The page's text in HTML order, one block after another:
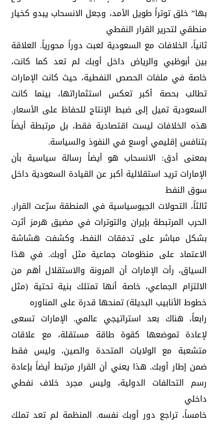
بها” خلق توتراً طويل الأمد، وجعل الانسحاب يبدو كخيار
منطقي لتحرير القرار النفطي
ثانياً، الخلافات مع السعودية لعبت دوراً محورياً. العلاقة
بين أبوظبي والرياض داخل أوبك لم تعد كما كانت،
خاصة في ملفات الحصص النفطية، حيث كانت الإمارات
تطالب بحصة أكبر تعكس استثماراتها، بينما كانت
السعودية تميل إلى ضبط الإنتاج للحفاظ على الأسعار.
هذه الخلافات ليست اقتصادية فقط، بل مرتبطة أيضاً
بتنافس إقليمي أوسع في النفوذ والسياسة.
بمعنى أدق: الانسحاب هو أيضاً رسالة سياسية بأن
الإمارات تريد استقلالية أكبر عن القيادة السعودية داخل
سوق النفط
ثالثاً، التحولات الجيوسياسية في المنطقة سرّعت القرار.
الحرب المرتبطة بإيران والتوترات في مضيق هرمز أثرت
بشكل مباشر على تدفقات النفط، وكشفت هشاشة
الاعتماد على منظومات جماعية مثل أوبك. في هذا
السياق، رأت الإمارات أن المرونة والاستقلال أهم من
الالتزام الجماعي، خاصة أنها تمتلك بنية تحتية (مثل
خطوط الأنابيب البديلة) تمنحها قدرة على المناوره
رابعاً، هناك بعد استراتيجي عالمي. الإمارات تسعى
لإعادة تموضعها كقوة طاقة مستقلة، مع علاقات
متشعبة مع الولايات المتحدة والصين، وليس فقط
ضمن إطار أوبك. هذا يعني أن القرار مرتبط أيضاً بإعادة
رسم التحالفات الدولية، وليس مجرد خلاف نفطي
داخلي
خامساً، تراجع دور أوبك نفسه. المنظمة لم تعد تملك